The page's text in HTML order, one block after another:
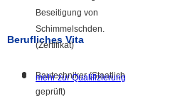
Berufliches Vita
Bautechniker (Staatlich
geprüft)
Beseitigung von
Schimmelschden.
(Zertifikat)
mehr zur Qualifizierung